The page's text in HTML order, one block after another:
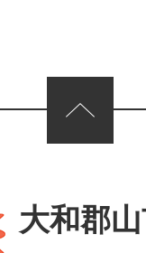
大和郡